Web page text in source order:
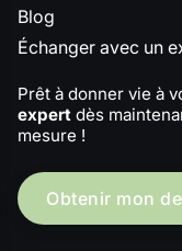
Blog
Échanger avec un
Prêt à donner vie à
expert dès
mesure !
Obtenir mon